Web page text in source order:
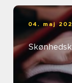
04. maj